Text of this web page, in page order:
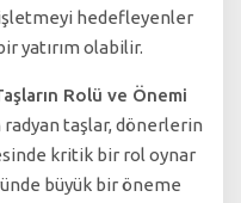
hedefleyenler
yatırım olabilir.
Rolü ve Önemi
taşlar, dönerlerin
kritik bir rol oynar
büyük bir öneme